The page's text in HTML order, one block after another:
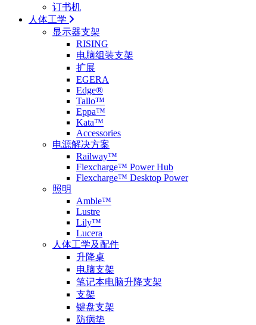
订书机
人体工学
显示器支架
RISING
电脑组装支架
扩展
EGERA
Edge®
Tallo™
Eppa™
Kata™
Accessories
电源解决方案
Railway™
Flexcharge™ Power Hub
Flexcharge™ Desktop Power
照明
Amble™
Lustre
Lily™
Lucera
人体工学及配件
升降桌
电脑支架
笔记本电脑升降支架
支架
键盘支架
防病垫